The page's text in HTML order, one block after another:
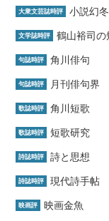
大衆文芸誌時評 小説幻冬
文学誌時評 鶴山裕司
句誌時評 角川俳句
句誌時評 月刊俳句界
歌誌時評 角川短歌
歌誌時評 短歌研究
詩誌時評 詩と思想
詩誌時評 現代詩手帖
映画評 映画金魚